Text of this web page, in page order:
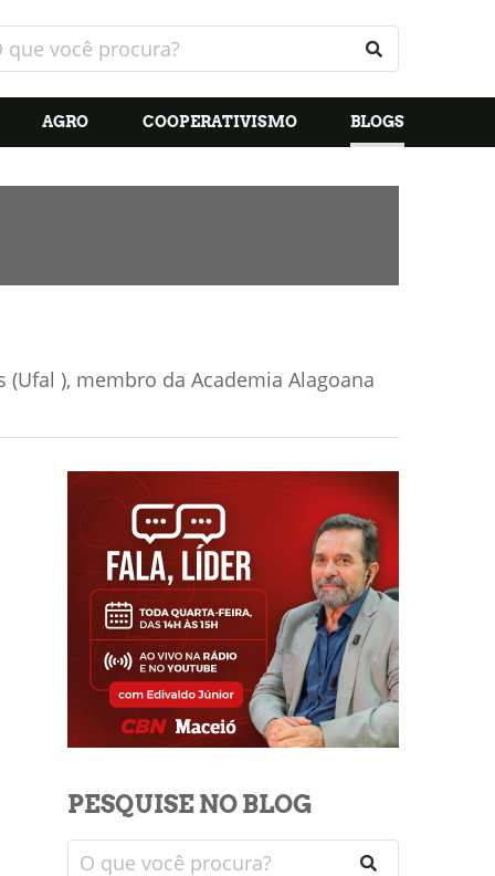
AGRO COOPERATIVISMO BLOGS
), membro da Academia Alagoana
PESQUISE NO BLOG